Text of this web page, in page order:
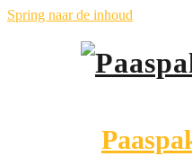
Spring naar de inhoud